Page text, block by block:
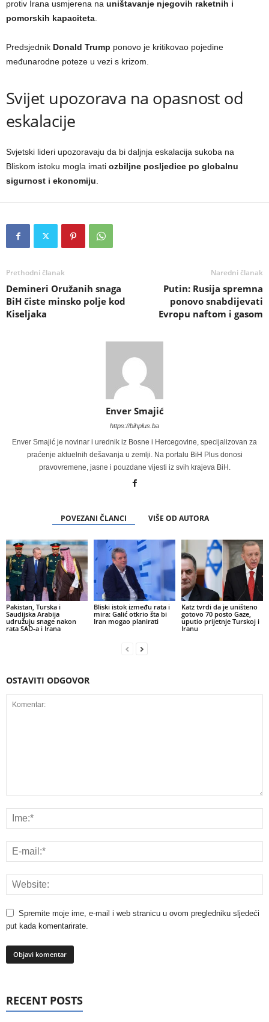
protiv Irana usmjerena na uništavanje njegovih raketnih i
pomorskih kapaciteta
Predsjednik Donald Trump ponovo je kritikovao pojedine
međunarodne poteze u vezi s krizom.
Svijet upozorava na opasnost od
eskalacije
Svjetski lideri upozoravaju da bi daljnja eskalacija sukoba na
Bliskom istoku mogla imati ozbiljne posljedice po globalnu
sigurnost i ekonomiju
Prethodni članak
Demineri Oružanih snaga
BiH čiste minsko polje kod
Kiseljaka
Naredni članak
Putin: Rusija spremna
ponovo snabdijevati
Evropu naftom i gasom
Enver Smajić
https://bihplus.ba
Enver Smajić je novinar i urednik iz Bosne i Hercegovine, specijalizovan za
praćenje aktuelnih dešavanja u zemlji. Na portalu BiH Plus donosi
pravovremene, jasne i pouzdane vijesti iz svih krajeva BiH.
POVEZANI ČLANCI VIŠE OD AUTORA
Pakistan, Turska i
Saudijska Arabija
udružuju snage nakon
rata SAD-a i Irana
Bliski istok između rata i
mira: Galić otkrio šta bi
Iran mogao planirati
Katz tvrdi da je uništeno
gotovo 70 posto Gaze,
uputio prijetnje Turskoj i
Iranu
OSTAVITI ODGOVOR
Spremite moje ime, e-mail i web stranicu u ovom pregledniku sljedeći
put kada komentarirate.
RECENT POSTS